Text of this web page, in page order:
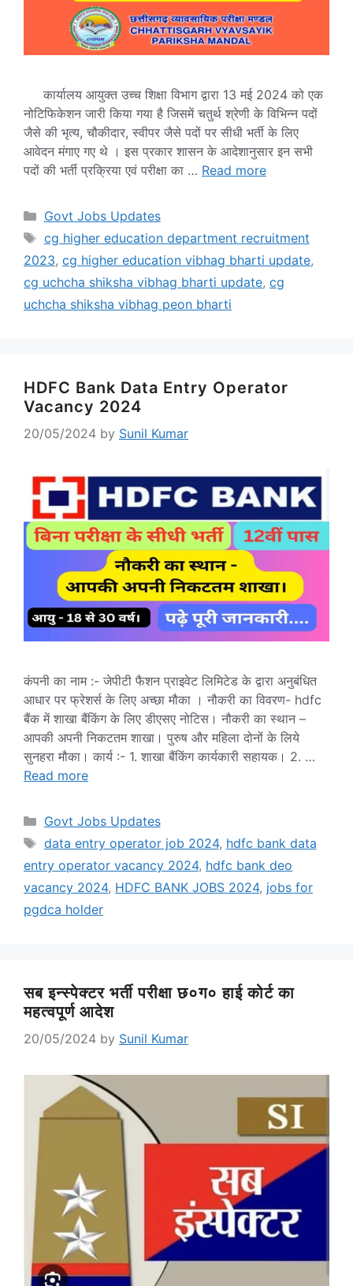
कार्यालय आयुक्त उच्च शिक्षा विभाग द्वारा 13 मई 2024 को एक
नोटिफिकेशन जारी किया गया है जिसमें चतुर्थ श्रेणी के विभिन्न पदों
जैसे की भृत्य, चौकीदार, स्वीपर जैसे पदों पर सीधी भर्ती के लिए
आवेदन मंगाए गए थे । इस प्रकार शासन के आदेशानुसार इन सभी
पदों की भर्ती प्रक्रिया एवं परीक्षा का … Read more
Categories
Govt Jobs Updates
Tags
cg higher education department recruitment
2023, cg higher education vibhag bharti update,
cg uchcha shiksha vibhag bharti update, cg
uchcha shiksha vibhag peon bharti
HDFC Bank Data Entry Operator
Vacancy 2024
20/05/2024 by Sunil Kumar
कंपनी का नाम :- जेपीटी फैशन प्राइवेट लिमिटेड के द्वारा अनुबंधित
आधार पर फ्रेशर्स के लिए अच्‍छा मौका । नौकरी का विवरण- hdfc
बैंक में शाखा बैंकिंग के लिए डीएसए नोटिस। नौकरी का स्थान –
आपकी अपनी निकटतम शाखा। पुरुष और महिला दोनों के लिये
सुनहरा मौका। कार्य :- 1. शाखा बैंकिंग कार्यकारी सहायक। 2. …
Read more
Categories
Govt Jobs Updates
Tags
data entry operator job 2024, hdfc bank data
entry operator vacancy 2024, hdfc bank deo
vacancy 2024, HDFC BANK JOBS 2024, jobs for
pgdca holder
सब इन्स्पेक्टर भर्ती परीक्षा छ०ग० हाई कोर्ट का
महत्वपूर्ण आदेश
20/05/2024 by Sunil Kumar